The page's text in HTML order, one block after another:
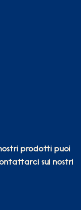
prodotti puoi
sui nostri